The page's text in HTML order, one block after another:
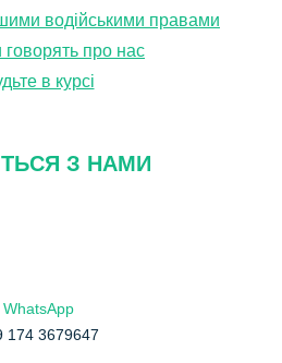
водійськими правами
про нас
в курсі
З НАМИ
WhatsApp
174 3679647